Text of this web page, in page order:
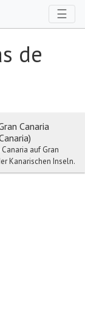
☰
de
Canaria
auf Gran
Kanarischen Inseln.
die Hauptstadt ...